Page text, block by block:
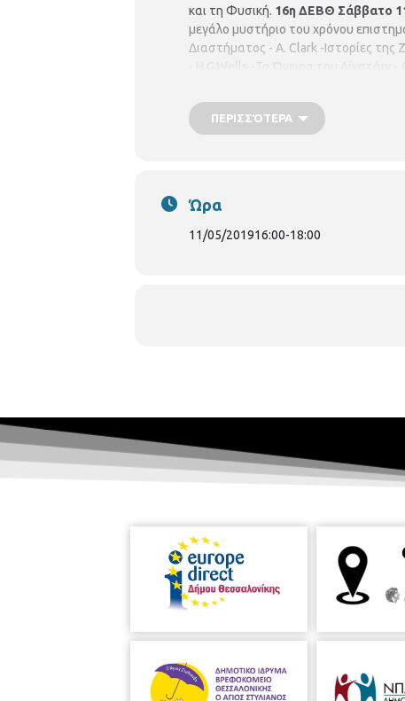
και τη Φυσική. 16η ΔΕΒΘ Σάββατο
μεγάλο μυστήριο του χρόνου
Διαστήματος - Α. Clark -Ιστορίες
- H.G.Wells -Τα Όνειρα του Αϊνστάιν
ΠΕΡΙΣΣΌΤΕΡΑ
Ώρα
11/05/201916:00-18:00